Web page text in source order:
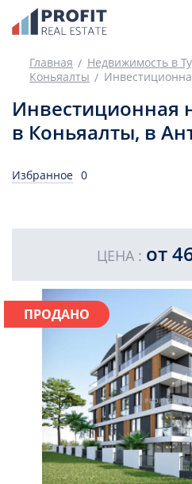
Главная Недвижимость в
Коньяалты
Инвестиционная
в Коньяалты, в
Избранное 0
ЦЕНА : от
ПРОДАНО